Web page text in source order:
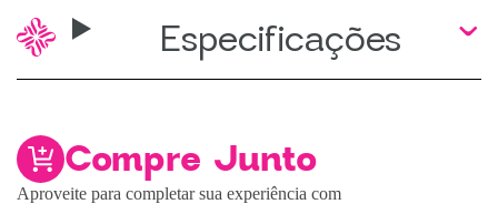
Especificações
Compre Junto
Aproveite para completar sua experiência com